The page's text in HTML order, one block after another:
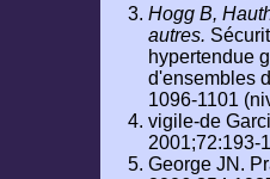
Hogg B,
autres.
hypertendue
d'ensembles
1096-1101
vigile-de
2001;72:193-
George JN.